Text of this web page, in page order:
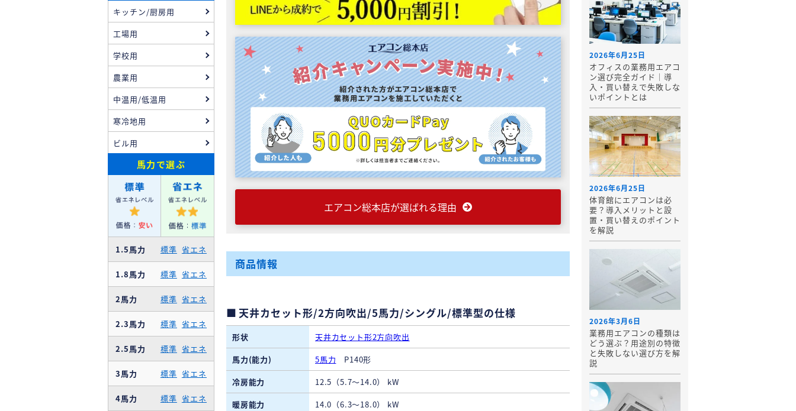
エアコン総本店が選ばれる理由
商品情報
天井カセット形/2方向吹出/5馬力/シングル/標準型の仕様
形状
天井カセット形2方向吹出
馬力(能力)
5馬力 P140形
冷房能力
12.5（5.7～14.0） kW
暖房能力
14.0（6.3～18.0） kW
キッチン/厨房用
工場用
学校用
農業用
中温用/低温用
寒冷地用
ビル用
馬力で選ぶ
1.5馬力 標準 省エネ
1.8馬力 標準 省エネ
2馬力 標準 省エネ
2.3馬力 標準 省エネ
2.5馬力 標準 省エネ
3馬力 標準 省エネ
4馬力 標準 省エネ
2026年6月25日
オフィスの業務用エアコ
ン選び完全ガイド｜導
入・買い替えで失敗しな
いポイントとは
2026年6月25日
体育館にエアコンは必
要？導入メリットと設
置・買い替えのポイント
を解説
2026年3月6日
業務用エアコンの種類は
どう選ぶ？用途別の特徴
と失敗しない選び方を解
説